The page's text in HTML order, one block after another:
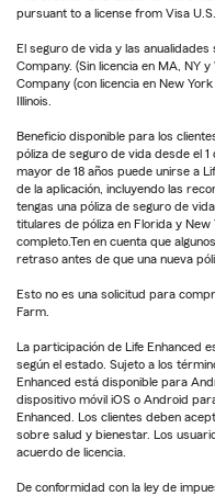
pursuant to a license from Visa
El seguro de vida y las
Company. (Sin licencia en MA, NY
Company (con licencia en New
Illinois.
Beneficio disponible para los
póliza de seguro de vida desde el
mayor de 18 años puede unirse a
de la aplicación, incluyendo las
tengas una póliza de seguro de
titulares de póliza en Florida y
completo.Ten en cuenta que
retraso antes de que una nueva
Esto no es una solicitud para
Farm.
La participación de Life Enhanced
según el estado. Sujeto a los
Enhanced está disponible para
dispositivo móvil iOS o Android
Enhanced. Los clientes deben
sobre salud y bienestar. Los
acuerdo de licencia.
De conformidad con la ley de